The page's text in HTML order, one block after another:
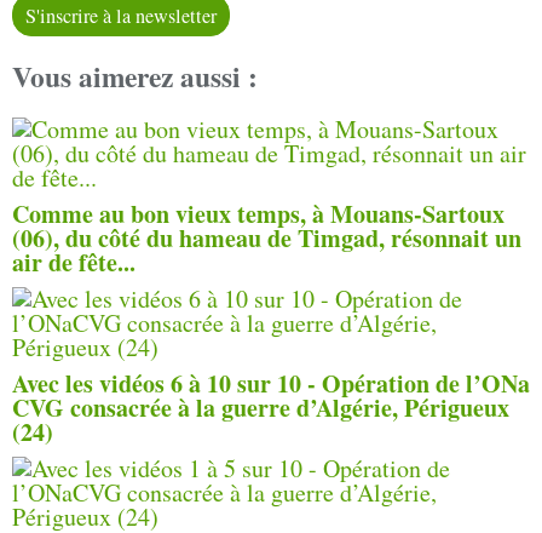
S'inscrire à la newsletter
Vous aimerez aussi :
Comme au bon vieux temps, à Mouans-Sartoux
(06), du côté du hameau de Timgad, résonnait un
air de fête...
Avec les vidéos 6 à 10 sur 10 - Opération de l’ONa
CVG consacrée à la guerre d’Algérie, Périgueux
(24)